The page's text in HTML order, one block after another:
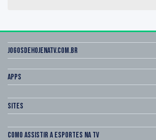
Jogosdehojenatv.com.br
Apps
Sites
Como assistir a esportes na TV